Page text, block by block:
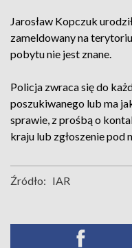
Jarosław Kopczuk
zameldowany na
pobytu nie jest znane.
Policja zwraca się do
poszukiwanego lub ma
sprawie, z prośbą o
kraju lub zgłoszenie pod
Źródło: IAR